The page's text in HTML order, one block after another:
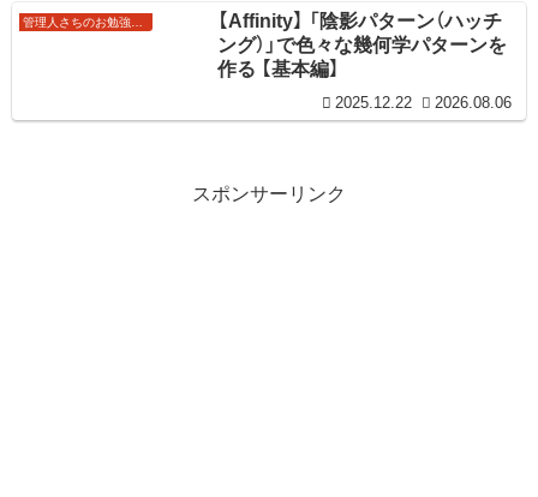
【Affinity】 「陰影パターン（ハッチ
ング）」で色々な幾何学パターンを
作る 【基本編】
2025.12.22 2026.08.06
スポンサーリンク